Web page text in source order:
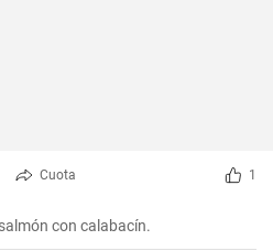
Cuota 1
con calabacín.